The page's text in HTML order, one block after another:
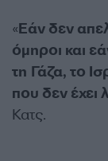
«Εάν δεν
όμηροι και
τη Γάζα, το
που δεν έχει
Κατς.